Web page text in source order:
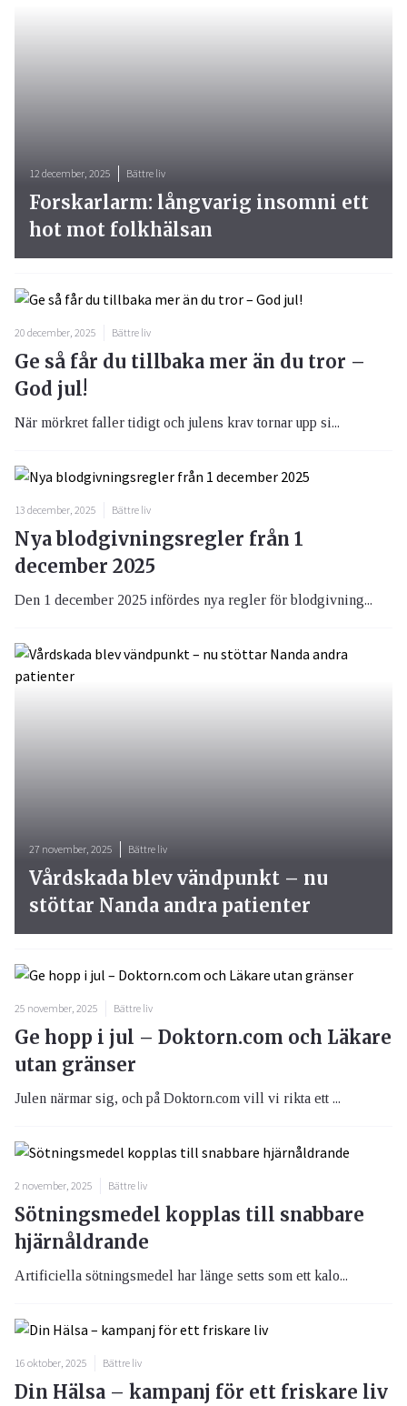
20 december, 2025 Bättre liv
Ge så får du tillbaka mer än du tror –
God jul!
När mörkret faller tidigt och julens krav tornar upp si...
13 december, 2025 Bättre liv
Nya blodgivningsregler från 1
december 2025
Den 1 december 2025 infördes nya regler för blodgivning...
12 december, 2025 Bättre liv
Forskarlarm: långvarig insomni ett
hot mot folkhälsan
27 november, 2025 Bättre liv
Vårdskada blev vändpunkt – nu
stöttar Nanda andra patienter
25 november, 2025 Bättre liv
Ge hopp i jul – Doktorn.com och Läkare
utan gränser
Julen närmar sig, och på Doktorn.com vill vi rikta ett ...
2 november, 2025 Bättre liv
Sötningsmedel kopplas till snabbare
hjärnåldrande
Artificiella sötningsmedel har länge setts som ett kalo...
16 oktober, 2025 Bättre liv
Din Hälsa – kampanj för ett friskare liv